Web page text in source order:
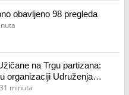
obavljeno 98 pregleda
na Trgu partizana:
organizaciji Udruženja
minuta